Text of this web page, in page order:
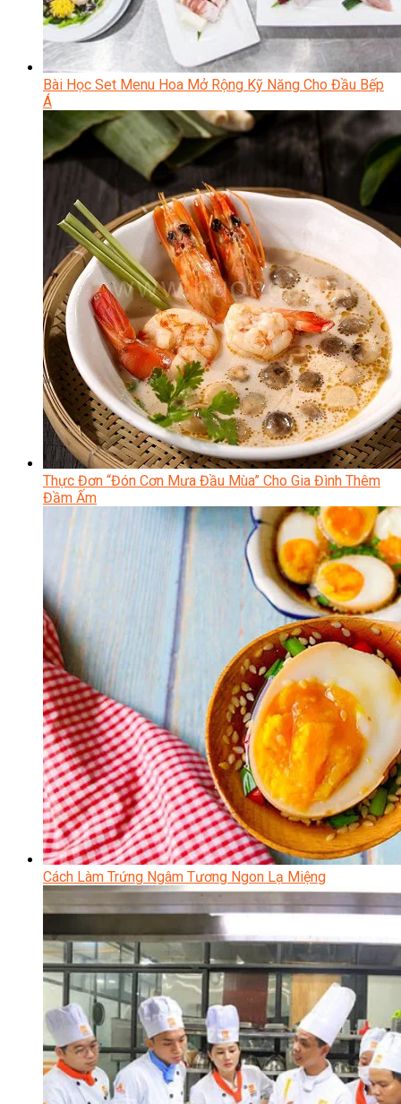
Bài Học Set Menu Hoa Mở Rộng Kỹ Năng Cho Đầu Bếp
Á
Thực Đơn “Đón Cơn Mưa Đầu Mùa” Cho Gia Đình Thêm
Đầm Ấm
Cách Làm Trứng Ngâm Tương Ngon Lạ Miệng